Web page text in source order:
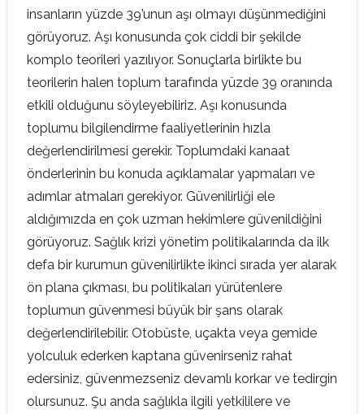
insanların yüzde 39’unun aşı olmayı düşünmediğini
görüyoruz. Aşı konusunda çok ciddi bir şekilde
komplo teorileri yazılıyor. Sonuçlarla birlikte bu
teorilerin halen toplum tarafında yüzde 39 oranında
etkili olduğunu söyleyebiliriz. Aşı konusunda
toplumu bilgilendirme faaliyetlerinin hızla
değerlendirilmesi gerekir. Toplumdaki kanaat
önderlerinin bu konuda açıklamalar yapmaları ve
adımlar atmaları gerekiyor. Güvenilirliği ele
aldığımızda en çok uzman hekimlere güvenildiğini
görüyoruz. Sağlık krizi yönetim politikalarında da ilk
defa bir kurumun güvenilirlikte ikinci sırada yer alarak
ön plana çıkması, bu politikaları yürütenlere
toplumun güvenmesi büyük bir şans olarak
değerlendirilebilir. Otobüste, uçakta veya gemide
yolculuk ederken kaptana güvenirseniz rahat
edersiniz, güvenmezseniz devamlı korkar ve tedirgin
olursunuz. Şu anda sağlıkla ilgili yetkililere ve